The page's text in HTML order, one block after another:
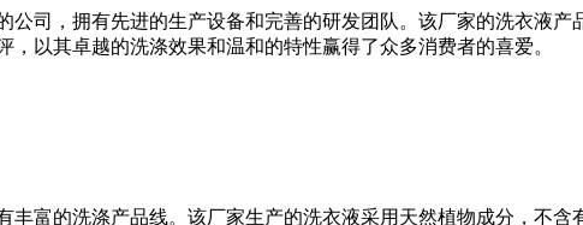
，拥有先进的生产设备和完善的研发团队。该厂家的洗衣液产
以其卓越的洗涤效果和温和的特性赢得了众多消费者的喜爱。
的洗涤产品线。该厂家生产的洗衣液采用天然植物成分，不含